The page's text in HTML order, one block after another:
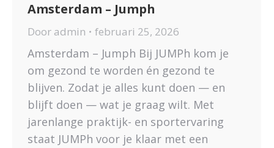
Amsterdam – Jumph
Door admin februari 25, 2026
Amsterdam – Jumph Bij JUMPh kom je
om gezond te worden én gezond te
blijven. Zodat je alles kunt doen — en
blijft doen — wat je graag wilt. Met
jarenlange praktijk- en sportervaring
staat JUMPh voor je klaar met een